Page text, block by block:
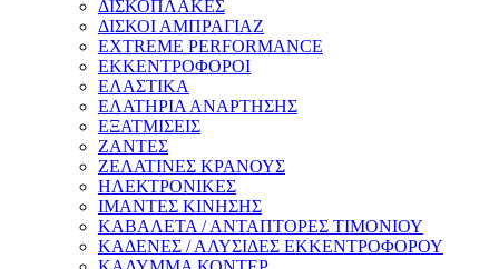
ΔΙΣΚΟΠΛΑΚΕΣ
ΔΙΣΚΟΙ ΑΜΠΡΑΓΙΑΖ
EXTREME PERFORMANCE
ΕΚΚΕΝΤΡΟΦΟΡΟΙ
ΕΛΑΣΤΙΚΑ
ΕΛΑΤΗΡΙΑ ΑΝΑΡΤΗΣΗΣ
ΕΞΑΤΜΙΣΕΙΣ
ΖΑΝΤΕΣ
ΖΕΛΑΤΙΝΕΣ ΚΡΑΝΟΥΣ
ΗΛΕΚΤΡΟΝΙΚΕΣ
ΙΜΑΝΤΕΣ ΚΙΝΗΣΗΣ
ΚΑΒΑΛΕΤΑ / ΑΝΤΑΠΤΟΡΕΣ ΤΙΜΟΝΙΟΥ
ΚΑΔΕΝΕΣ / ΑΛΥΣΙΔΕΣ ΕΚΚΕΝΤΡΟΦΟΡΟΥ